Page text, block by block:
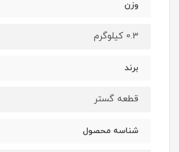
وزن
0.3 کیلوگرم
برند
قطعه گستر
شناسه محصول